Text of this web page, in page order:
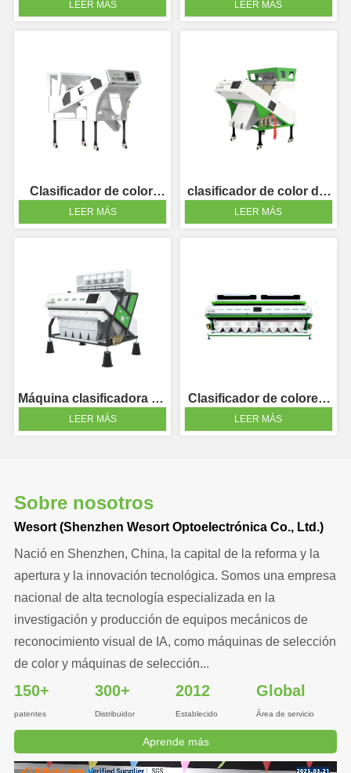
LEER MÁS LEER MÁS
Clasificador de color
avellana
LEER MÁS
clasificador de color de
soja
LEER MÁS
Máquina clasificadora de
color de material
plástico
LEER MÁS
Clasificador de colores
de plástico de gran
tamaño
LEER MÁS
Sobre nosotros
Wesort (Shenzhen Wesort Optoelectrónica Co., Ltd.)
Nació en Shenzhen, China, la capital de la reforma y la
apertura y la innovación tecnológica. Somos una empresa
nacional de alta tecnología especializada en la
investigación y producción de equipos mecánicos de
reconocimiento visual de IA, como máquinas de selección
de color y máquinas de selección...
150+
patentes
300+
Distribuidor
2012
Establecido
Global
Área de servicio
Aprende más